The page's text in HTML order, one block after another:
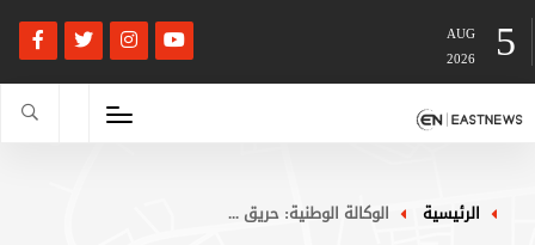
5
AUG
2026
الوكالة الوطنية: حريق ... الرئيسية